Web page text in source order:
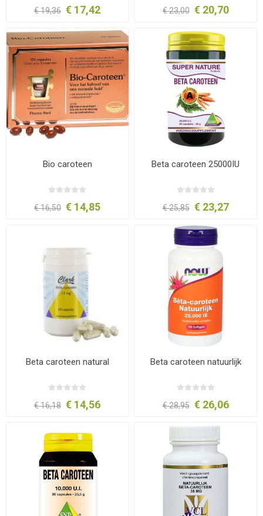
€ 19,36 € 17,42 € 23,00 € 20,70
Bio caroteen
€ 16,50 € 14,85
Beta caroteen 25000IU
€ 25,85 € 23,27
Beta caroteen natural
€ 16,18 € 14,56
Beta caroteen natuurlijk
€ 28,95 € 26,06